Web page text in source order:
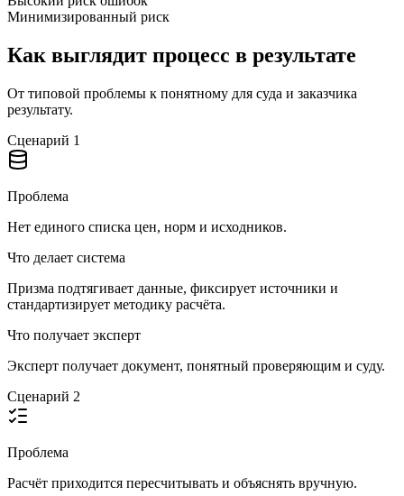
Минимизированный риск
Как выглядит процесс в результате
От типовой проблемы к понятному для суда и заказчика
результату.
Сценарий 1
Проблема
Нет единого списка цен, норм и исходников.
Что делает система
Призма подтягивает данные, фиксирует источники и
стандартизирует методику расчёта.
Что получает эксперт
Эксперт получает документ, понятный проверяющим и суду.
Сценарий 2
Проблема
Расчёт приходится пересчитывать и объяснять вручную.